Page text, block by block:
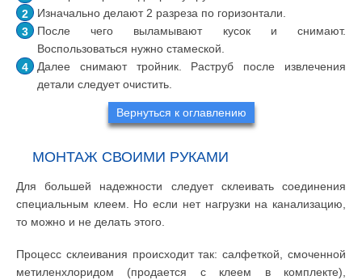
Изначально делают 2 разреза по горизонтали.
После чего выламывают кусок и снимают.
Воспользоваться нужно стамеской.
Далее снимают тройник. Раструб после извлечения
детали следует очистить.
Вернуться к оглавлению
МОНТАЖ СВОИМИ РУКАМИ
Для большей надежности следует склеивать соединения
специальным клеем. Но если нет нагрузки на канализацию,
то можно и не делать этого.
Процесс склеивания происходит так: салфеткой, смоченной
метиленхлоридом (продается с клеем в комплекте),